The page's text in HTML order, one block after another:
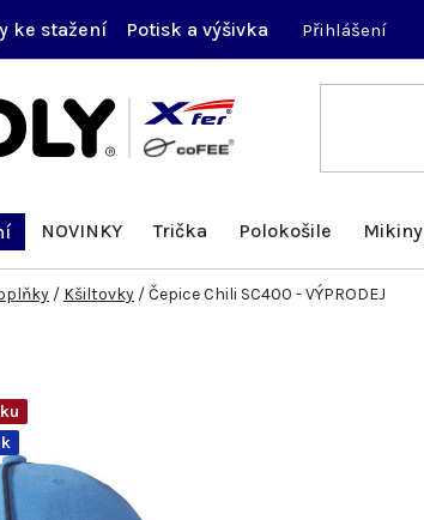
ke stažení Potisk a výšivka Přihlášení
NOVINKY Trička Polokošile Mikiny
/ Kšiltovky /Čepice Chili SC400 - VÝPRODEJ